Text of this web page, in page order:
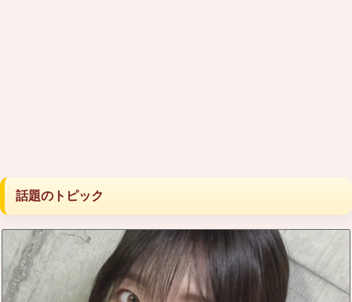
話題のトピック